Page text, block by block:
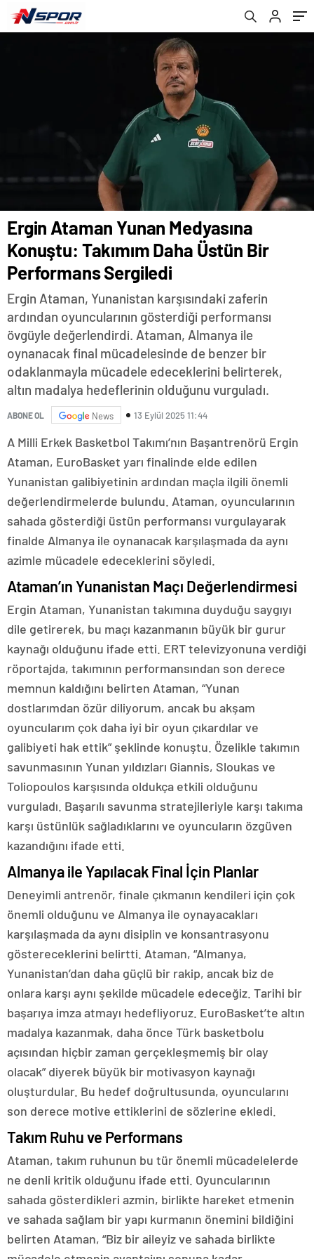
Sergiledi
Ergin Ataman Yunan Medyasına
Konuştu: Takımım Daha Üstün Bir
Performans Sergiledi
Ergin Ataman, Yunanistan karşısındaki zaferin
ardından oyuncularının gösterdiği performansı
övgüyle değerlendirdi. Ataman, Almanya ile
oynanacak final mücadelesinde de benzer bir
odaklanmayla mücadele edeceklerini belirterek,
altın madalya hedeflerinin olduğunu vurguladı.
ABONE OL News 13 Eylül 2025 11:44
A Milli Erkek Basketbol Takımı’nın Başantrenörü Ergin
Ataman, EuroBasket yarı finalinde elde edilen
Yunanistan galibiyetinin ardından maçla ilgili önemli
değerlendirmelerde bulundu. Ataman, oyuncularının
sahada gösterdiği üstün performansı vurgulayarak
finalde Almanya ile oynanacak karşılaşmada da aynı
azimle mücadele edeceklerini söyledi.
Ataman’ın Yunanistan Maçı Değerlendirmesi
Ergin Ataman, Yunanistan takımına duyduğu saygıyı
dile getirerek, bu maçı kazanmanın büyük bir gurur
kaynağı olduğunu ifade etti. ERT televizyonuna verdiği
röportajda, takımının performansından son derece
memnun kaldığını belirten Ataman, “Yunan
dostlarımdan özür diliyorum, ancak bu akşam
oyuncularım çok daha iyi bir oyun çıkardılar ve
galibiyeti hak ettik” şeklinde konuştu. Özelikle takımın
savunmasının Yunan yıldızları Giannis, Sloukas ve
Toliopoulos karşısında oldukça etkili olduğunu
vurguladı. Başarılı savunma stratejileriyle karşı takıma
karşı üstünlük sağladıklarını ve oyuncuların özgüven
kazandığını ifade etti.
Almanya ile Yapılacak Final İçin Planlar
Deneyimli antrenör, finale çıkmanın kendileri için çok
önemli olduğunu ve Almanya ile oynayacakları
karşılaşmada da aynı disiplin ve konsantrasyonu
göstereceklerini belirtti. Ataman, “Almanya,
Yunanistan’dan daha güçlü bir rakip, ancak biz de
onlara karşı aynı şekilde mücadele edeceğiz. Tarihi bir
başarıya imza atmayı hedefliyoruz. EuroBasket’te altın
madalya kazanmak, daha önce Türk basketbolu
açısından hiçbir zaman gerçekleşmemiş bir olay
olacak” diyerek büyük bir motivasyon kaynağı
oluşturdular. Bu hedef doğrultusunda, oyuncularını
son derece motive ettiklerini de sözlerine ekledi.
Takım Ruhu ve Performans
Ataman, takım ruhunun bu tür önemli mücadelelerde
ne denli kritik olduğunu ifade etti. Oyuncularının
sahada gösterdikleri azmin, birlikte hareket etmenin
ve sahada sağlam bir yapı kurmanın önemini bildiğini
belirten Ataman, “Biz bir aileyiz ve sahada birlikte